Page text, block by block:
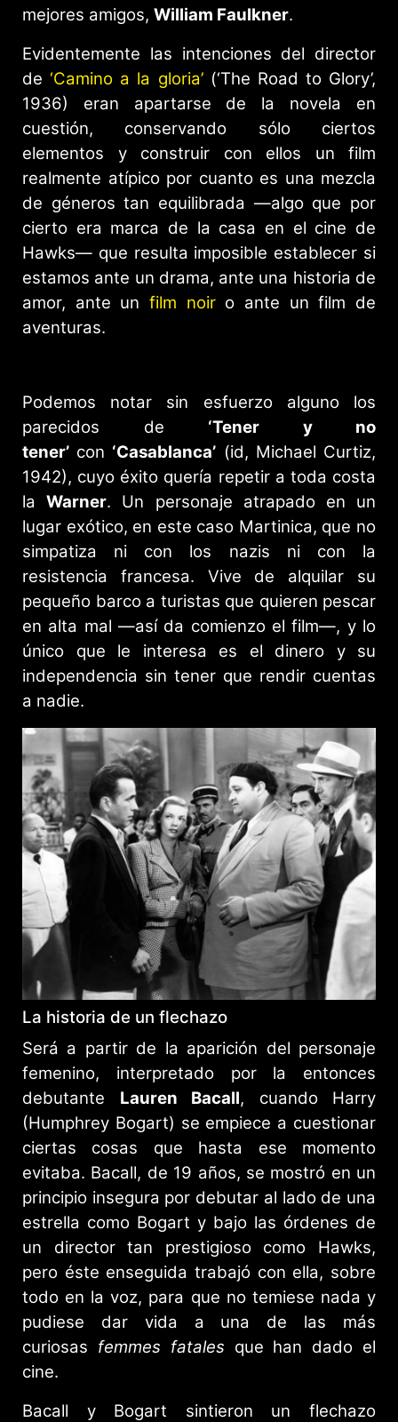
mejores amigos, William Faulkner.
Evidentemente las intenciones del director
de ‘Camino a la gloria’(‘The Road to Glory’,
1936) eran apartarse de la novela en
cuestión, conservando sólo ciertos
elementos y construir con ellos un film
realmente atípico por cuanto es una mezcla
de géneros tan equilibrada —algo que por
cierto era marca de la casa en el cine de
Hawks— que resulta imposible establecer si
estamos ante un drama, ante una historia de
amor, ante un film noiro ante un film de
aventuras.
Podemos notar sin esfuerzo alguno los
parecidos de ‘Tener y no
tener’ con ‘Casablanca’ (id, Michael Curtiz,
1942), cuyo éxito quería repetir a toda costa
laWarner. Un personaje atrapado en un
lugar exótico, en este caso Martinica, que no
simpatiza ni con los nazis ni con la
resistencia francesa. Vive de alquilar su
pequeño barco a turistas que quieren pescar
en alta mal —así da comienzo el film—, y lo
único que le interesa es el dinero y su
independencia sin tener que rendir cuentas
a nadie.
La historia de un flechazo
Será a partir de la aparición del personaje
femenino, interpretado por la entonces
debutante Lauren Bacall, cuando Harry
(Humphrey Bogart) se empiece a cuestionar
ciertas cosas que hasta ese momento
evitaba. Bacall, de 19 años, se mostró en un
principio insegura por debutar al lado de una
estrella como Bogart y bajo las órdenes de
un director tan prestigioso como Hawks,
pero éste enseguida trabajó con ella, sobre
todo en la voz, para que no temiese nada y
pudiese dar vida a una de las más
curiosas femmes fatales que han dado el
cine.
Bacall y Bogart sintieron un flechazo